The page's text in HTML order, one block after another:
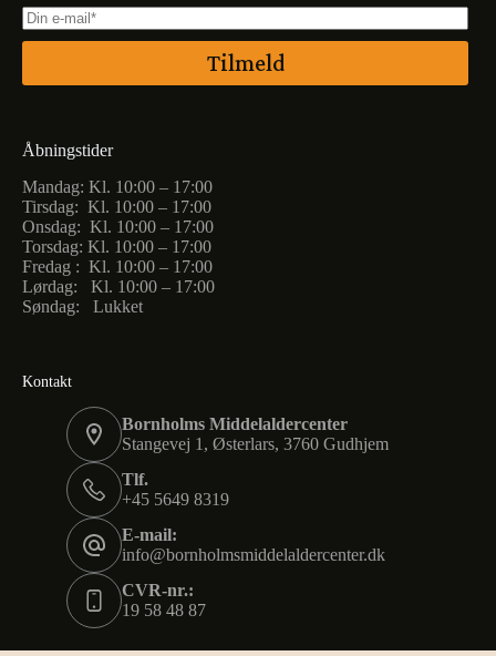
Tilmeld
Åbningstider
Mandag: Kl. 10:00 – 17:00
Tirsdag: Kl. 10:00 – 17:00
Onsdag: Kl. 10:00 – 17:00
Torsdag: Kl. 10:00 – 17:00
Fredag : Kl. 10:00 – 17:00
Lørdag: Kl. 10:00 – 17:00
Søndag: Lukket
Kontakt
Bornholms Middelaldercenter
Stangevej 1, Østerlars, 3760 Gudhjem
Tlf.
+45 5649 8319
E-mail:
info@bornholmsmiddelaldercenter.dk
CVR-nr.:
19 58 48 87